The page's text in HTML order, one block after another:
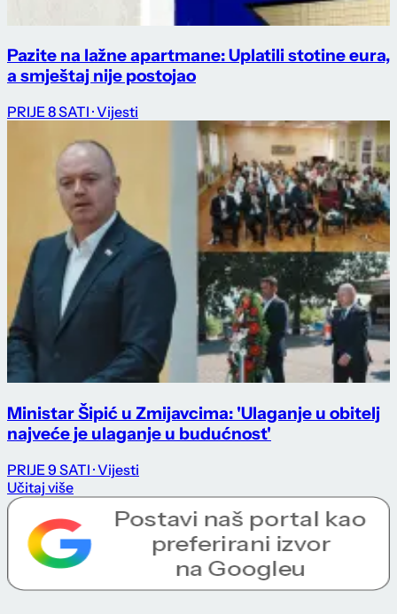
Pazite na lažne apartmane: Uplatili stotine eura,
a smještaj nije postojao
PRIJE 8 SATI · Vijesti
Ministar Šipić u Zmijavcima: 'Ulaganje u obitelj
najveće je ulaganje u budućnost'
PRIJE 9 SATI · Vijesti
Učitaj više